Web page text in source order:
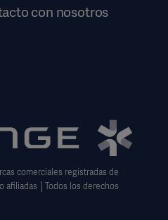
web
de uso del sitio web
datos
con nosotros
comerciales registradas de
afiliadas │Todos los derechos